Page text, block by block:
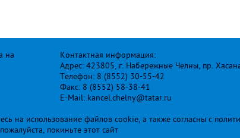
на
Контактная информация:
Адрес: 423805, г. Набережные Челны, пр.
Телефон: 8 (8552) 30-55-42
Факс: 8 (8552) 58-38-41
E-Mail: kancel.chelny@tatar.ru
на использование файлов cookie, а также согласны с
покиньте этот сайт